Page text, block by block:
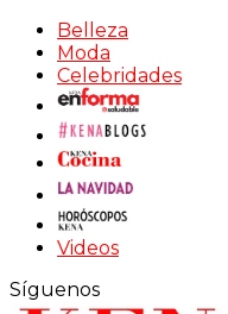
Belleza
Moda
Celebridades
Videos
Síguenos